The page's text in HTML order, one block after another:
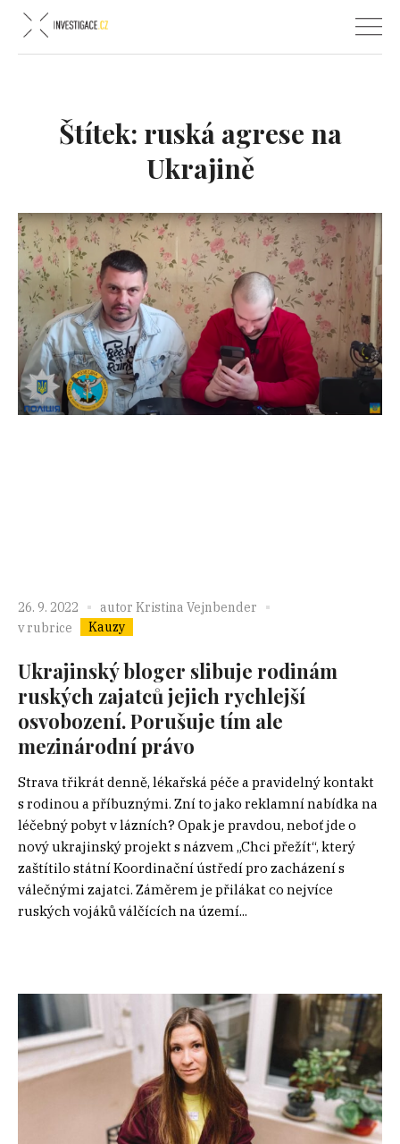
Štítek: ruská agrese na
Ukrajině
26. 9. 2022 autor Kristina Vejnbender
v rubrice
Kauzy
Ukrajinský bloger slibuje rodinám
ruských zajatců jejich rychlejší
osvobození. Porušuje tím ale
mezinárodní právo
Strava třikrát denně, lékařská péče a pravidelný kontakt
s rodinou a příbuznými. Zní to jako reklamní nabídka na
léčebný pobyt v lázních? Opak je pravdou, neboť jde o
nový ukrajinský projekt s názvem „Chci přežít“, který
zaštítilo státní Koordinační ústředí pro zacházení s
válečnými zajatci. Záměrem je přilákat co nejvíce
ruských vojáků válčících na území...